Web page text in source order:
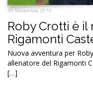
30 Novembre 2016
Roby Crotti è
Rigamonti
Nuova avventura per
allenatore del Rigamonti
[…]